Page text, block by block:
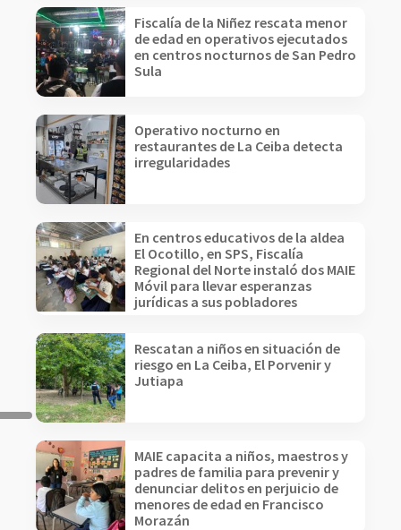
Fiscalía de la Niñez rescata menor
de edad en operativos ejecutados
en centros nocturnos de San Pedro
Sula
Operativo nocturno en
restaurantes de La Ceiba detecta
irregularidades
En centros educativos de la aldea
El Ocotillo, en SPS, Fiscalía
Regional del Norte instaló dos MAIE
Móvil para llevar esperanzas
jurídicas a sus pobladores
Rescatan a niños en situación de
riesgo en La Ceiba, El Porvenir y
Jutiapa
MAIE capacita a niños, maestros y
padres de familia para prevenir y
denunciar delitos en perjuicio de
menores de edad en Francisco
Morazán